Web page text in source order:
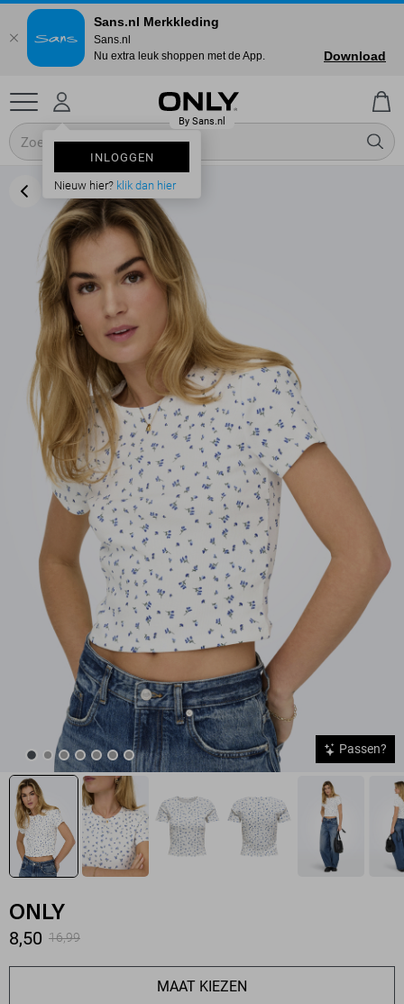
INLOGGEN
Nieuw hier? klik dan hier
Passen?
ONLY
8,50 16,99
MAAT KIEZEN
Sans.nl Merkkleding
Sans.nl
Nu extra leuk shoppen met de App.
Download